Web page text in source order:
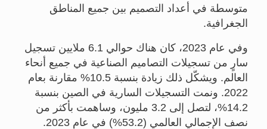
متوسطة في أعداد التصميم بين جميع المناطق
الجغرافية.
وفي عام 2023، كان هناك حوالي 6.1 ملايين تسجيل
سارٍ من تسجيلات التصاميم الصناعية في جميع أنحاء
العالم. ويشكّل ذلك زيادة بنسبة 10.5% مقارنة بعام
2022. ونمت التسجيلات السارية في الصين بنسبة
14.2%، لتصل إلى 3.2 مليون، وساهمت بأكثر من
نصف الإجمالي العالمي (53.2%) في عام 2023.